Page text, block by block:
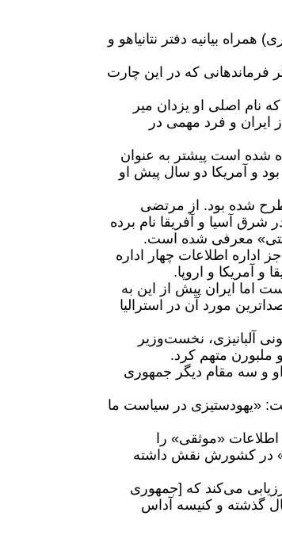
بیانیه دفتر نتانیاهو و
که در این چارت
شده بود هر چند که نام اصلی او یزدان میر
ایران و فرد مهمی در
اسرائیل از او به عنوان معاون یگان ۸۴۰ نام برده شده است پیشتر به عنوان
و آمریکا دو سال پیش او
شده بود. از مرتضی
بخش عملیات ویژه در شرق آسیا و آفریقا نام برده
معرفی شده است.
اداره اطلاعات چهار اداره
و آمریکا و اروپا.
اما ایران پیش از این به
مورد آن در استرالیا
آنتونی آلبانیزی، نخست‌وزیر
ملبورن متهم کرد.
و سه مقام دیگر جمهوری
«یهودستیزی در سیاست ما
اطلاعات «موثقی» را
در کشورش نقش داشته
می‌کند که [جمهوری
آشپزخانه لوئیس کانتینتال در سیدنی در ۲۰ اکتبر سال گذشته و کنیسه آداس